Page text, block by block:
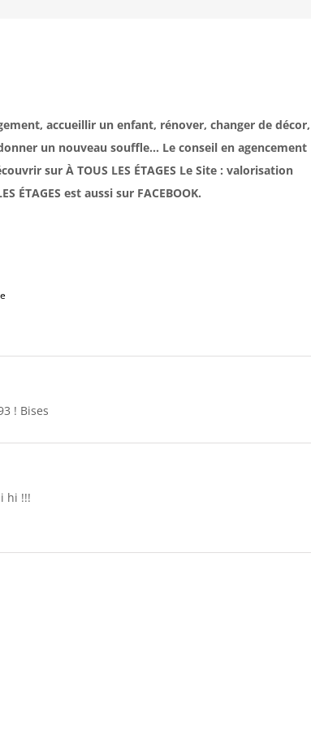
accueillir un enfant, rénover, changer de décor,
un nouveau souffle… Le conseil en agencement
sur À TOUS LES ÉTAGES Le Site : valorisation
ÉTAGES est aussi sur FACEBOOK.
! Bises
hi !!!